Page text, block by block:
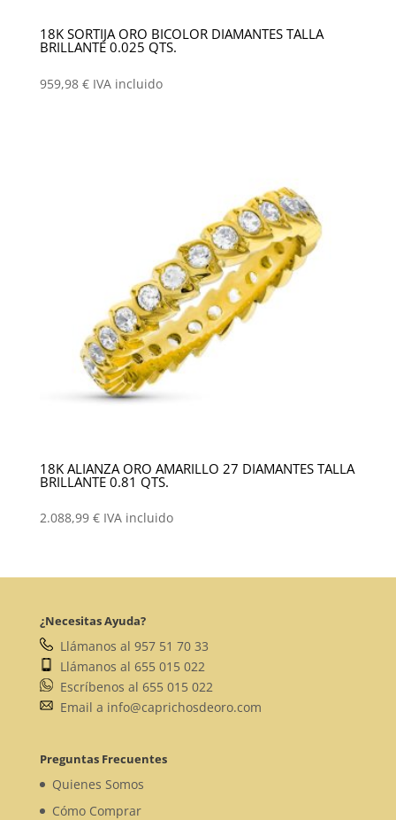
18K SORTIJA ORO BICOLOR DIAMANTES TALLA
BRILLANTE 0.025 QTS.
959,98 € IVA incluido
18K ALIANZA ORO AMARILLO 27 DIAMANTES TALLA
BRILLANTE 0.81 QTS.
2.088,99 € IVA incluido
¿Necesitas Ayuda?
Llámanos al 957 51 70 33
Llámanos al 655 015 022
Escríbenos al 655 015 022
Email a info@caprichosdeoro.com
Preguntas Frecuentes
Quienes Somos
Cómo Comprar